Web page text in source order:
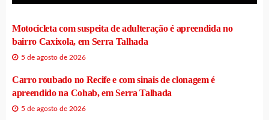
Motocicleta com suspeita de adulteração é apreendida no
bairro Caxixola, em Serra Talhada
5 de agosto de 2026
Carro roubado no Recife e com sinais de clonagem é
apreendido na Cohab, em Serra Talhada
5 de agosto de 2026